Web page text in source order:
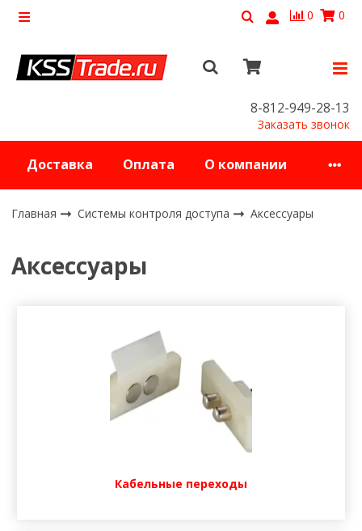
0 0
8-812-949-28-13
Заказать звонок
Доставка Оплата О компании
Главная Системы контроля доступа Аксессуары
Аксессуары
Кабельные переходы